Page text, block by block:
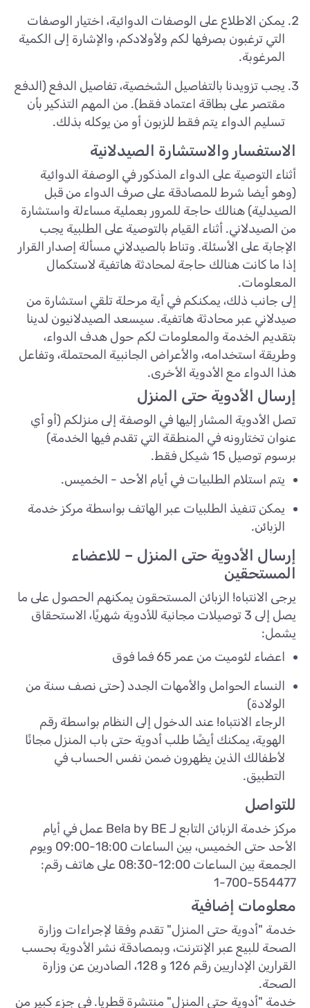
يمكن الاطلاع على الوصفات الدوائية، اختيار الوصفات
التي ترغبون بصرفها لكم ولأولادكم، والإشارة إلى الكمية
المرغوبة.
يجب تزويدنا بالتفاصيل الشخصية، تفاصيل الدفع (الدفع
مقتصر على بطاقة اعتماد فقط). من المهم التذكير بأن
تسليم الدواء يتم فقط للزبون أو من يوكله بذلك.
الاستفسار والاستشارة الصيدلانية
أثناء التوصية على الدواء المذكور في الوصفة الدوائية
(وهو أيضا شرط للمصادقة على صرف الدواء من قبل
الصيدلية) هنالك حاجة للمرور بعملية مساءلة واستشارة
من الصيدلاني. أثناء القيام بالتوصية على الطلبية يجب
الإجابة على الأسئلة. وتناط بالصيدلاني مسألة إصدار القرار
إذا ما كانت هنالك حاجة لمحادثة هاتفية لاستكمال
المعلومات.
إلى جانب ذلك، يمكنكم في أية مرحلة تلقي استشارة من
صيدلاني عبر محادثة هاتفية. سيسعد الصيدلانيون لدينا
بتقديم الخدمة والمعلومات لكم حول هدف الدواء،
وطريقة استخدامه، والأعراض الجانبية المحتملة، وتفاعل
هذا الدواء مع الأدوية الأخرى.
إرسال الأدوية حتى المنزل
تصل الأدوية المشار إليها في الوصفة إلى منزلكم (أو أي
عنوان تختارونه في المنطقة التي تقدم فيها الخدمة)
برسوم توصيل 15 شيكل فقط.
يتم استلام الطلبيات في أيام الأحد - الخميس.
يمكن تنفيذ الطلبيات عبر الهاتف بواسطة مركز خدمة
الزبائن.
إرسال الأدوية حتى المنزل – للاعضاء
المستحقين
يرجى الانتباه! الزبائن المستحقون يمكنهم الحصول على ما
يصل إلى 3 توصيلات مجانية للأدوية شهريًا، الاستحقاق
يشمل:
اعضاء لئوميت من عمر 65 فما فوق
النساء الحوامل والأمهات الجدد (حتى نصف سنة من
الولادة)
الرجاء الانتباه! عند الدخول إلى النظام بواسطة رقم
الهوية، يمكنك أيضًا طلب أدوية حتى باب المنزل مجانًا
لأطفالك الذين يظهرون ضمن نفس الحساب في
التطبيق.
للتواصل
مركز خدمة الزبائن التابع لـ Bela by BE عمل في أيام
الأحد حتى الخميس، بين الساعات 18:00-09:00 ويوم
الجمعة بين الساعات 12:00-08:30 على هاتف رقم:
1-700-554477
معلومات إضافية
خدمة "أدوية حتى المنزل" تقدم وفقا لإجراءات وزارة
الصحة للبيع عبر الإنترنت، وبمصادقة نشر الأدوية بحسب
القرارين الإداريين رقم 126 و 128، الصادرين عن وزارة
الصحة.
خدمة "أدوية حتى المنزل" منتشرة قطريا. في جزء كبير من